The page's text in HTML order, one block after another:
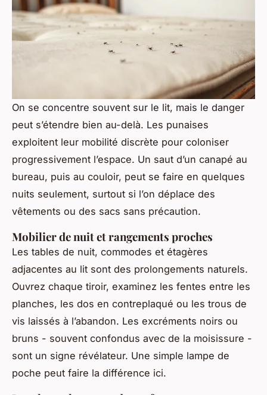
On se concentre souvent sur le lit, mais le danger
peut s’étendre bien au-delà. Les punaises
exploitent leur mobilité discrète pour coloniser
progressivement l’espace. Un saut d’un canapé au
bureau, puis au couloir, peut se faire en quelques
nuits seulement, surtout si l’on déplace des
vêtements ou des sacs sans précaution.
Mobilier de nuit et rangements proches
Les tables de nuit, commodes et étagères
adjacentes au lit sont des prolongements naturels.
Ouvrez chaque tiroir, examinez les fentes entre les
planches, les dos en contreplaqué ou les trous de
vis laissés à l’abandon. Les excréments noirs ou
bruns - souvent confondus avec de la moisissure -
sont un signe révélateur. Une simple lampe de
poche peut faire la différence ici.